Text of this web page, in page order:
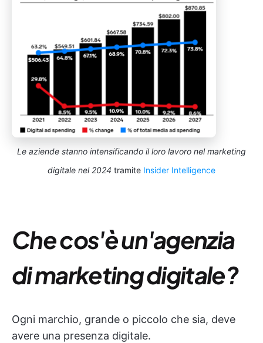
Le aziende stanno intensificando il loro lavoro nel marketing
digitale nel 2024 tramite Insider Intelligence
Che cos'è un'agenzia
di marketing digitale?
Ogni marchio, grande o piccolo che sia, deve
avere una presenza digitale.